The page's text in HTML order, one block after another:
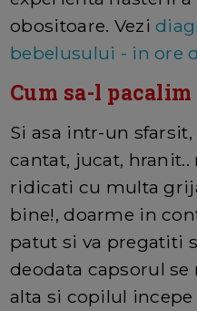
obositoare. Vezi
bebelusului - in ore
Cum sa-l pacalim
Si asa intr-un
cantat, jucat,
ridicati cu multa
bine!, doarme in
patut si va pregatiti
deodata capsorul
alta si copilul